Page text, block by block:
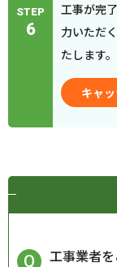
STEP
6
工事が完
力いただ
たします。
キャ
工事業者